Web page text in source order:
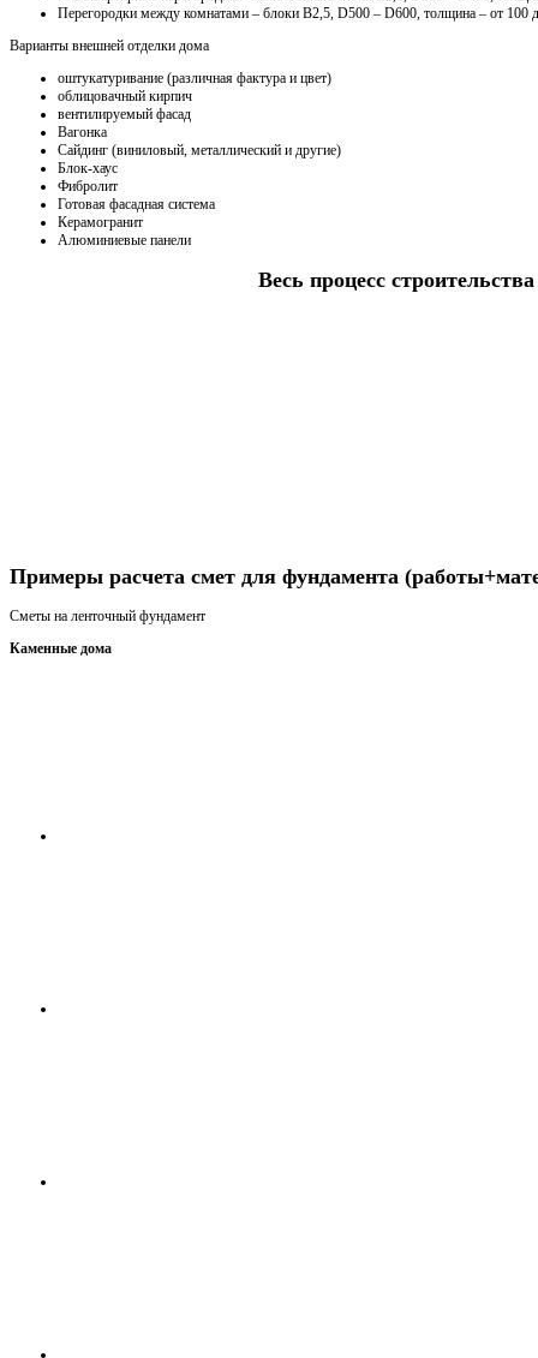
Перегородки между комнатами – блоки В2,5, D500 – D600, толщина – от 100
Варианты внешней отделки дома
оштукатуривание (различная фактура и цвет)
облицовачный кирпич
вентилируемый фасад
Вагонка
Сайдинг (виниловый, металлический и другие)
Блок-хаус
Фибролит
Готовая фасадная система
Керамогранит
Алюминиевые панели
Весь процесс
Примеры расчета смет для фундамента
Сметы на ленточный фундамент
Каменные дома